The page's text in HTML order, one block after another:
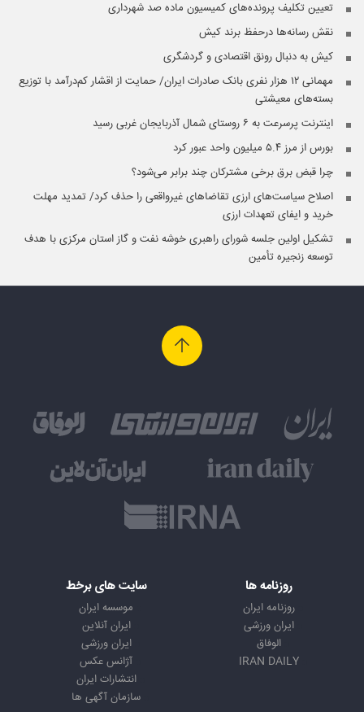
تعیین تکلیف پرونده‌های کمیسیون ماده صد شهرداری
نقش رسانه‌ها درحفظ برند کیش
کیش به دنبال رونق اقتصادی و گردشگری
مهمانی ۱۲ هزار نفری بانک صادرات ایران/ حمایت از اقشار کم‌درآمد با توزیع
بسته‌های معیشتی
اینترنت پرسرعت به ۶ روستای شمال آذربایجان غربی رسید
بورس از مرز ۵.۴ میلیون واحد عبور کرد
چرا قبض برق برخی مشترکان چند برابر می‌شود؟
اصلاح سیاست‌های ارزی تقاضاهای غیرواقعی را حذف کرد/ تمدید مهلت
خرید و ایفای تعهدات ارزی
تشکیل اولین جلسه شورای راهبری خوشه نفت و گاز استان مرکزی با هدف
توسعه زنجیره تأمین
روزنامه ها
روزنامه ایران
ایران ورزشی
الوفاق
IRAN DAILY
سایت های برخط
موسسه ایران
ایران آنلاین
ایران ورزشی
آژانس عکس
انتشارات ایران
سازمان آگهی ها